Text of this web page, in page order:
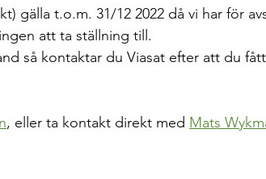
gälla t.o.m. 31/12 2022 då vi har för
att ta ställning till.
så kontaktar du Viasat efter att du fått
, eller ta kontakt direkt med Mats